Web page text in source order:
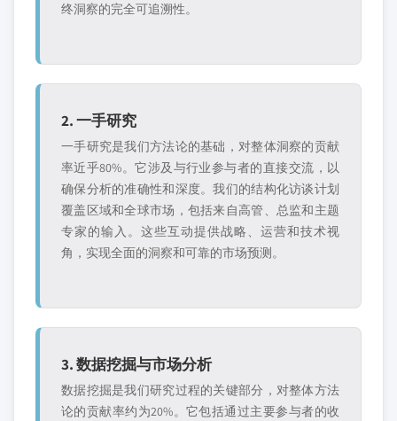
终洞察的完全可追溯性。
2. 一手研究
一手研究是我们方法论的基础，对整体洞察的贡献
率近乎80%。它涉及与行业参与者的直接交流，以
确保分析的准确性和深度。我们的结构化访谈计划
覆盖区域和全球市场，包括来自高管、总监和主题
专家的输入。这些互动提供战略、运营和技术视
角，实现全面的洞察和可靠的市场预测。
3. 数据挖掘与市场分析
数据挖掘是我们研究过程的关键部分，对整体方法
论的贡献率约为20%。它包括通过主要参与者的收